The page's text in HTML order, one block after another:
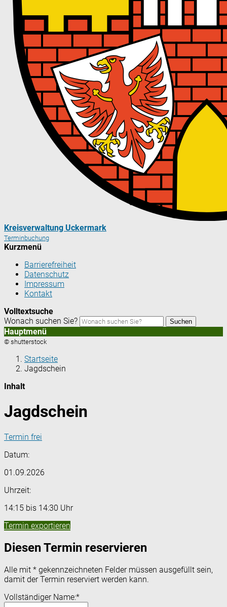
Kreisverwaltung Uckermark
Terminbuchung
Kurzmenü
Barrierefreiheit
Datenschutz
Impressum
Kontakt
Volltextsuche
Wonach suchen Sie?
Suchen
Hauptmenü
© shutterstock
Startseite
Jagdschein
Inhalt
Jagdschein
Termin frei
Datum:
01.09.2026
Uhrzeit:
14:15 bis 14:30 Uhr
Termin exportieren
Diesen Termin reservieren
Alle mit * gekennzeichneten Felder müssen ausgefüllt sein,
damit der Termin reserviert werden kann.
Vollständiger Name:*